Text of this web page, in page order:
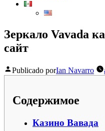
Зеркало Vavada
сайт
Publicado porIan Navarro
Содержимое
Казино Вавада